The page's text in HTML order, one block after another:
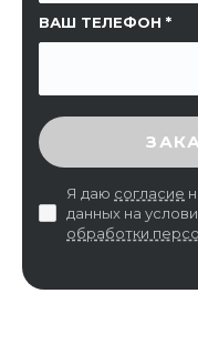
ВАШ ТЕЛЕФОН
ВВЕДИТЕ
Я даю согласие
данных на
обработки